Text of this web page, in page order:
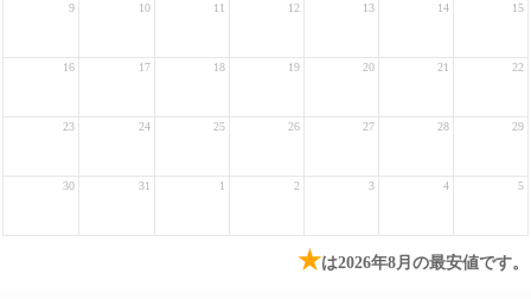
9 10 11 12 13 14 15
16 17 18 19 20 21 22
23 24 25 26 27 28 29
30 31 1 2 3 4 5
★は2026年8月の最安値です。